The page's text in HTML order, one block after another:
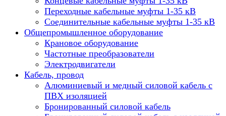
Переходные кабельные муфты 1-35 кВ
Соединительные кабельные муфты 1-35 кВ
Общепромышленное оборудование
Крановое оборудование
Частотные преобразователи
Электродвигатели
Кабель, провод
Алюминиевый и медный силовой кабель с
ПВХ изоляцией
Бронированный силовой кабель